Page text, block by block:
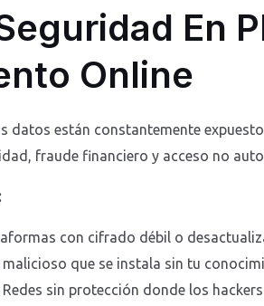
En
Online
datos están constantemente
fraude financiero y acceso no
con cifrado débil o
que se instala sin tu
sin protección donde los